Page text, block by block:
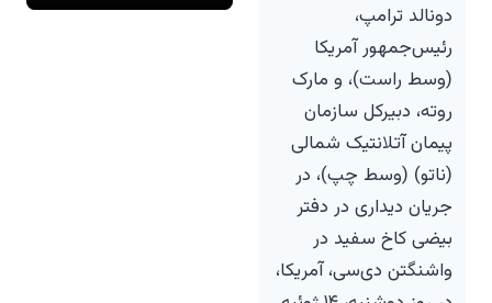
دونالد ترامپ،
رئیس‌جمهور آمریکا
(وسط راست)، و مارک
روته، دبیرکل سازمان
پیمان آتلانتیک شمالی
(ناتو) (وسط چپ)، در
جریان دیداری در دفتر
بیضی کاخ سفید در
واشنگتن دی‌سی، آمریکا،